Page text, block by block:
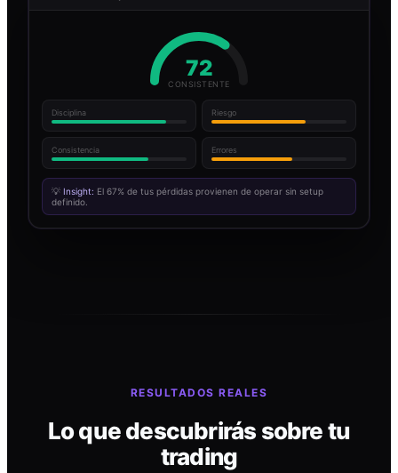
72
CONSISTENTE
Disciplina Riesgo
Consistencia Errores
💡 Insight: El 67% de tus pérdidas provienen de operar sin setup
definido.
RESULTADOS REALES
Lo que descubrirás sobre tu
trading